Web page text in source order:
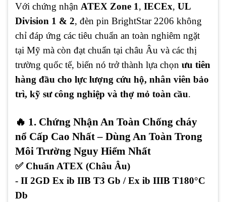
Với chứng nhận ATEX Zone 1, IECEx, UL
Division 1 & 2, đèn pin BrightStar 2206 không
chỉ đáp ứng các tiêu chuẩn an toàn nghiêm ngặt
tại Mỹ mà còn đạt chuẩn tại châu Âu và các thị
trường quốc tế, biến nó trở thành lựa chọn ưu tiên
hàng đầu cho lực lượng cứu hộ, nhân viên bảo
trì, kỹ sư công nghiệp và thợ mỏ toàn cầu.
🔥 1. Chứng Nhận An Toàn Chống cháy
nổ Cấp Cao Nhất – Dùng An Toàn Trong
Môi Trường Nguy Hiểm Nhất
✅ Chuẩn ATEX (Châu Âu)
- II 2GD Ex ib IIB T3 Gb / Ex ib IIIB T180°C
Db